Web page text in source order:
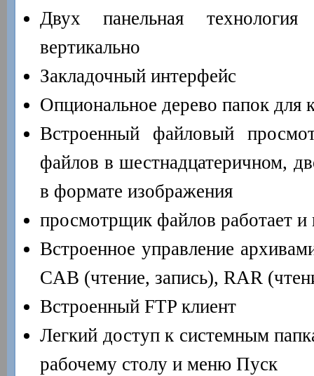
Двух панельная
вертикально
Закладочный интерфейс
Опциональное дерево папок для
Встроенный файловый
файлов в шестнадцатеричном,
в формате изображения
просмотрщик файлов работает и
Встроенное управление
CAB (чтение, запись), RAR
Встроенный FTP клиент
Легкий доступ к системным
рабочему столу и меню Пуск